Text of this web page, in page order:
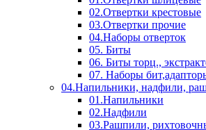
02.Отвертки крестовые
03.Отвертки прочие
04.Наборы отверток
05. Биты
06. Биты торц.,
07. Наборы
04.Напильники, надфили,
01.Напильники
02.Надфили
03.Рашпили,